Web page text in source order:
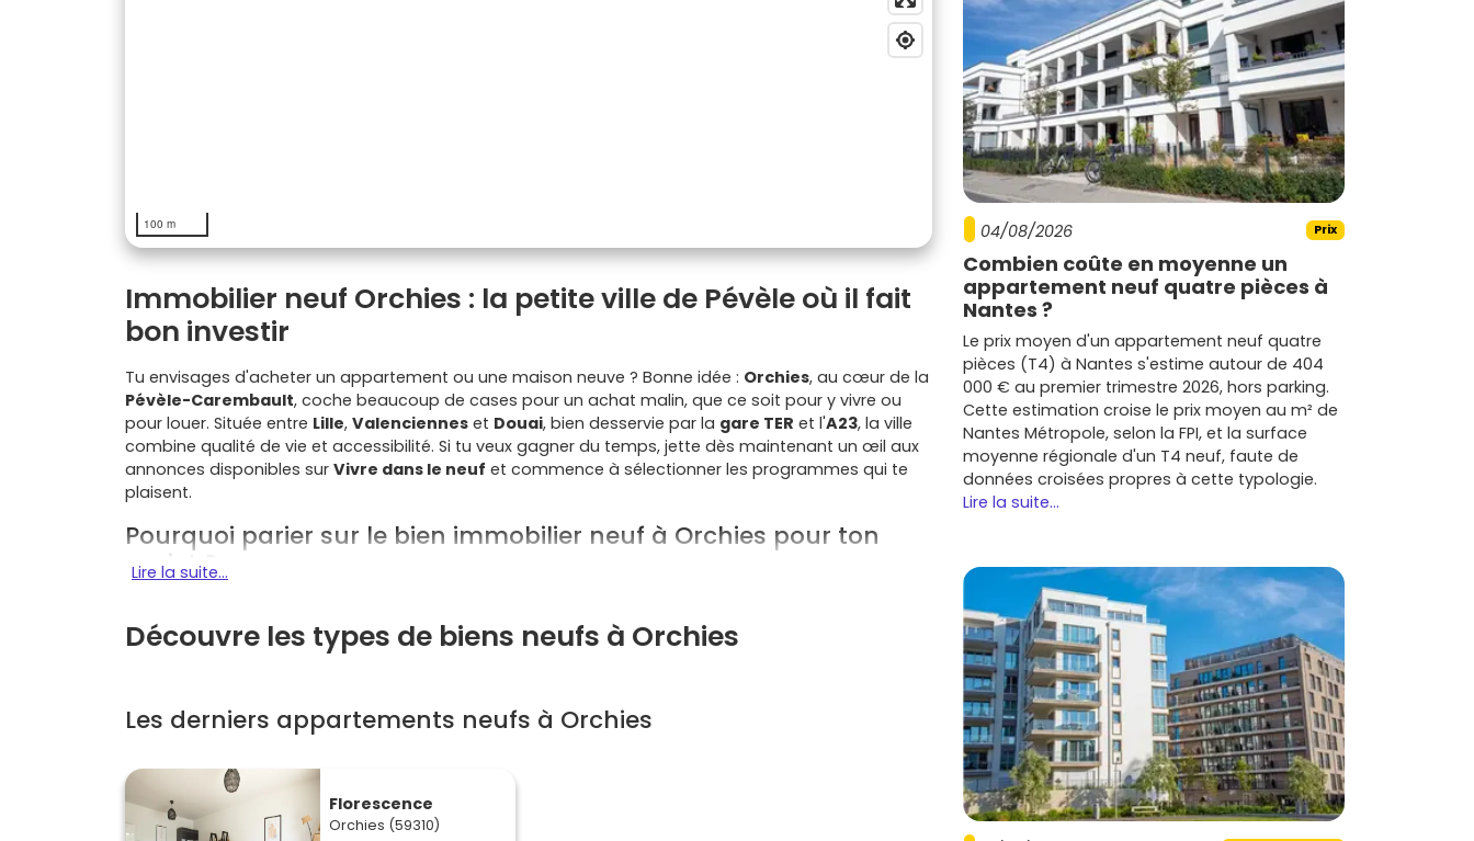
100 m
Immobilier neuf Orchies : la petite ville de Pévèle où il fait
bon investir
Tu envisages d'acheter un appartement ou une maison neuve ? Bonne idée : Orchies, au cœur de la
Pévèle-Carembault, coche beaucoup de cases pour un achat malin, que ce soit pour y vivre ou
pour louer. Située entre Lille, Valenciennes et Douai, bien desservie par la gare TER et l'A23, la ville
combine qualité de vie et accessibilité. Si tu veux gagner du temps, jette dès maintenant un œil aux
annonces disponibles sur Vivre dans le neuf et commence à sélectionner les programmes qui te
plaisent.
Pourquoi parier sur le bien immobilier neuf à Orchies pour ton
projet ?
Un emplacement stratégique: tu es à égale distance des pôles d'emplois de
Une demande locative soutenue: lesjeunes actifset lesjeunes ménages
logements bien situés, proches des transports et des services. Les
Une qualité de vie verdoyante
: en Pévèle, tu profites d'un cadre nature, d'équipements
comme la
Pévèle Arena, d'écoles et de commerces, sans renoncer aux commodités urbaines.
Des prestations neuves: isolation performante, normes
Lire la suite...
Découvre les types de biens neufs à Orchies
Les derniers appartements neufs à Orchies
Florescence
Orchies (59310)
04/08/2026 Prix
Combien coûte en moyenne un
appartement neuf quatre pièces à
Nantes ?
Le prix moyen d'un appartement neuf quatre
pièces (T4) à Nantes s'estime autour de 404
000 € au premier trimestre 2026, hors parking.
Cette estimation croise le prix moyen au m² de
Nantes Métropole, selon la FPI, et la surface
moyenne régionale d'un T4 neuf, faute de
données croisées propres à cette typologie.
Lire la suite...